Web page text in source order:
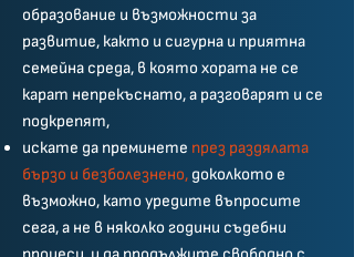
образование и възможности за
развитие, както и сигурна и приятна
семейна среда, в която хората не се
карат непрекъснато, а разговарят и се
подкрепят,
искате да преминете през раздялата
бързо и безболезнено, доколкото е
възможно, като уредите въпросите
сега, а не в няколко години съдебни